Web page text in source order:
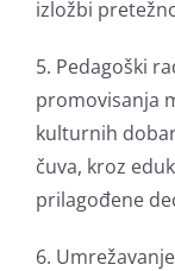
izložbi
5. Pedagoški
promovisanja
kulturnih
čuva, kroz
prilagođene
6.